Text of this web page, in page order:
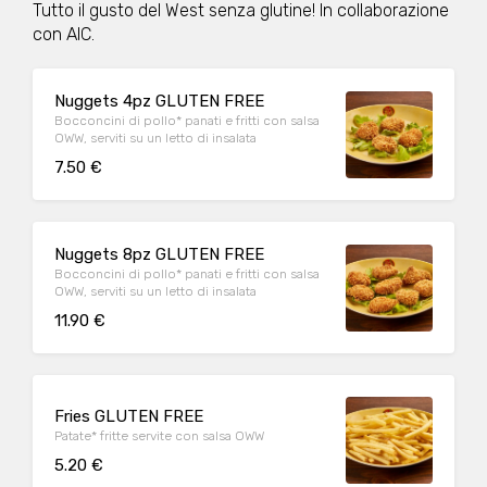
Tutto il gusto del West senza glutine! In collaborazione
con AIC.
Nuggets 4pz GLUTEN FREE
Bocconcini di pollo* panati e fritti con salsa
OWW, serviti su un letto di insalata
7.50 €
Nuggets 8pz GLUTEN FREE
Bocconcini di pollo* panati e fritti con salsa
OWW, serviti su un letto di insalata
11.90 €
Fries GLUTEN FREE
Patate* fritte servite con salsa OWW
5.20 €